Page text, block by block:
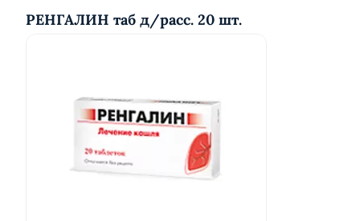
РЕНГАЛИН таб д/расс. 20 шт.